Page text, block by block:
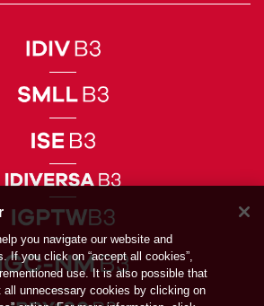
you navigate our website and
If you click on “accept all cookies”,
use. It is also possible that
all unnecessary cookies by clicking on